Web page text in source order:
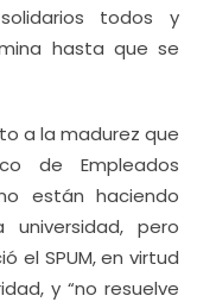
todos y
hasta que se
a la madurez que
de Empleados
están haciendo
pero
el SPUM, en virtud
y “no resuelve